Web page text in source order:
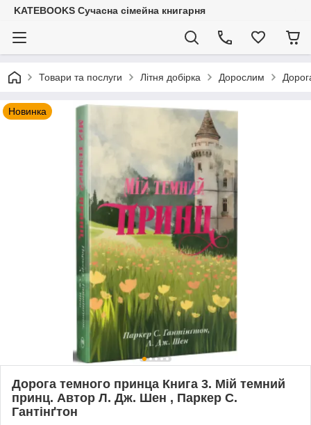
KATEBOOKS Сучасна сімейна книгарня
Товари та послуги Літня добірка Дорослим
Новинка
Дорога темного принца Книга 3. Мій темний
принц. Автор Л. Дж. Шен , Паркер С.
Гантінґтон